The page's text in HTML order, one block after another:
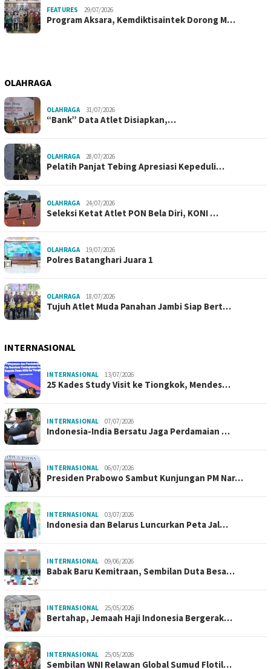
FEATURES 29/07/2026
Program Aksara, Kemdiktisaintek Dorong M…
OLAHRAGA
OLAHRAGA 31/07/2026
“Bank” Data Atlet Disiapkan,…
OLAHRAGA 28/07/2026
Pelatih Panjat Tebing Apresiasi Kepeduli…
OLAHRAGA 24/07/2026
Seleksi Ketat Atlet PON Bela Diri, KONI …
OLAHRAGA 19/07/2026
Polres Batanghari Juara 1
OLAHRAGA 18/07/2026
Tujuh Atlet Muda Panahan Jambi Siap Bert…
INTERNASIONAL
INTERNASIONAL 13/07/2026
25 Kades Study Visit ke Tiongkok, Mendes…
INTERNASIONAL 07/07/2026
Indonesia-India Bersatu Jaga Perdamaian …
INTERNASIONAL 06/07/2026
Presiden Prabowo Sambut Kunjungan PM Nar…
INTERNASIONAL 03/07/2026
Indonesia dan Belarus Luncurkan Peta Jal…
INTERNASIONAL 09/06/2026
Babak Baru Kemitraan, Sembilan Duta Besa…
INTERNASIONAL 25/05/2026
Bertahap, Jemaah Haji Indonesia Bergerak…
INTERNASIONAL 25/05/2026
Sembilan WNI Relawan Global Sumud Flotil…